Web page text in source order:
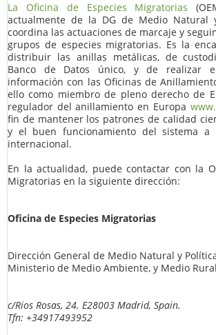
La Oficina de Especies Migratorias
actualmente de la DG de Medio Natural
coordina las actuaciones de marcaje y
grupos de especies migratorias. Es la
distribuir las anillas metálicas, de
Banco de Datos único, y de realizar
información con las Oficinas de
ello como miembro de pleno derecho de
regulador del anillamiento en Europa
fin de mantener los patrones de calidad
y el buen funcionamiento del sistema a
internacional.
En la actualidad, puede contactar con la
Migratorias en la siguiente dirección:
Oficina de Especies Migratorias
Dirección General de Medio Natural y
Ministerio de Medio Ambiente, y Medio
c/Rios Rosas, 24. E28003 Madrid, Spain.
Tfn: +34917493952